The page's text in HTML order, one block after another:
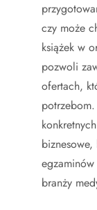
czy może
książek w
pozwoli
ofertach,
branży